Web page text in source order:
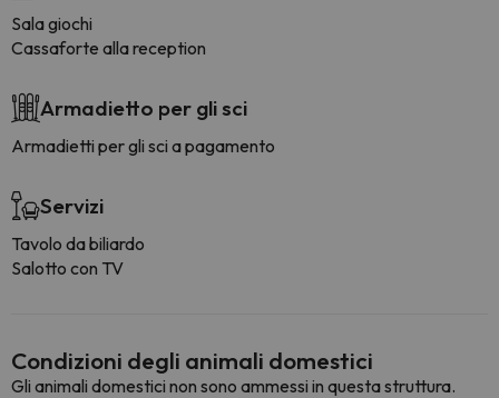
Sala giochi
Cassaforte alla reception
Armadietto per gli sci
Armadietti per gli sci a pagamento
Servizi
Tavolo da biliardo
Salotto con TV
Condizioni degli animali domestici
Gli animali domestici non sono ammessi in questa struttura.